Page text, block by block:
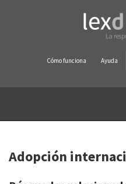
La
Cómo funciona Ayuda
Adopción